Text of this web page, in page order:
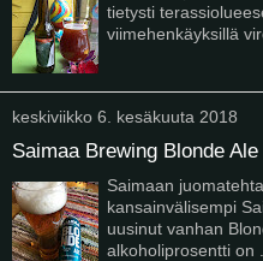
tietysti
viimehenkäyksillä
keskiviikko 6. kesäkuuta 2018
Saimaa Brewing Blonde Ale
Saimaan
kansainvälisempi
uusinut vanhan
alkoholiprosentti on